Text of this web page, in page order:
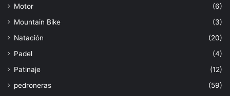
Motor
(6)
Mountain Bike
(3)
Natación
(20)
Padel
(4)
Patinaje
(12)
pedroneras
(59)